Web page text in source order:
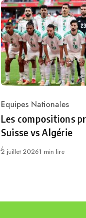
Category
Equipes Nationales
Les compositions
Suisse vs Algérie
Publié
2 juillet 20261 min lire